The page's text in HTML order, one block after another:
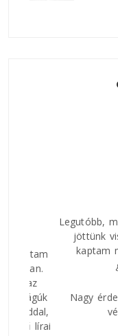
Legutóbb, mikor
jöttünk
kaptam meg
Nagy
végig,